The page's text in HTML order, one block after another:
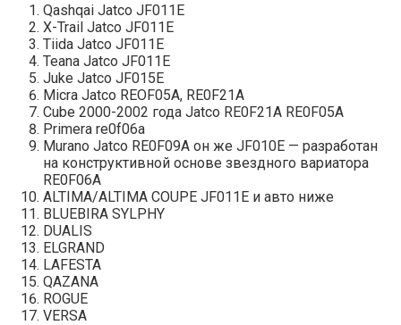
Qashqai Jatco JF011E
X-Trail Jatco JF011E
Tiida Jatco JF011E
Teana Jatco JF011E
Juke Jatco JF015E
Micra Jatco REOF05A, RE0F21A
Cube 2000-2002 года Jatco RE0F21A RE0F05A
Primera re0f06a
Murano Jatco RE0F09A он же JF010E — разработан
на конструктивной основе звездного вариатора
RE0F06A
ALTIMA/ALTIMA COUPE JF011E и авто ниже
BLUEBIRA SYLPHY
DUALIS
ELGRAND
LAFESTA
QAZANA
ROGUE
VERSA